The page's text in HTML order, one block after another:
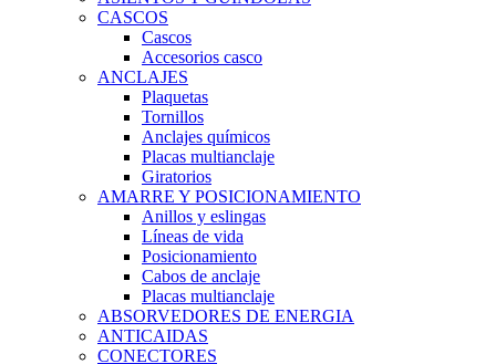
CASCOS
Cascos
Accesorios casco
ANCLAJES
Plaquetas
Tornillos
Anclajes químicos
Placas multianclaje
Giratorios
AMARRE Y POSICIONAMIENTO
Anillos y eslingas
Líneas de vida
Posicionamiento
Cabos de anclaje
Placas multianclaje
ABSORVEDORES DE ENERGIA
ANTICAIDAS
CONECTORES